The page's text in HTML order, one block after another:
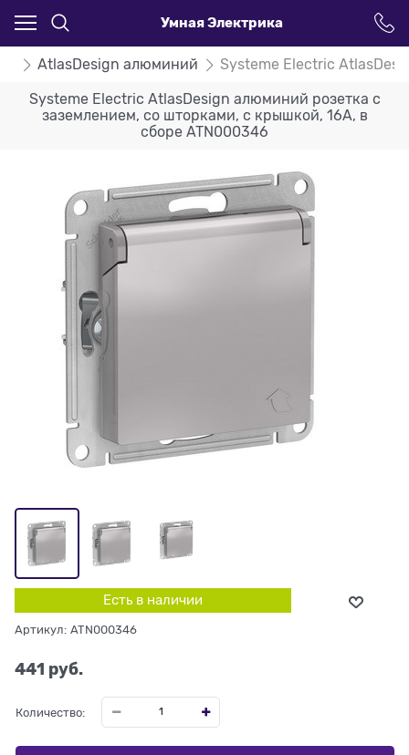
Умная Электрика
AtlasDesign алюминий Systeme Electric
Systeme Electric AtlasDesign алюминий розетка с
заземлением, со шторками, с крышкой, 16А, в
сборе ATN000346
Есть в наличии
Артикул: ATN000346
441 руб.
Количество: